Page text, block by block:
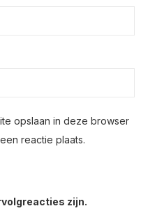
opslaan in deze browser
reactie plaats.
zijn.